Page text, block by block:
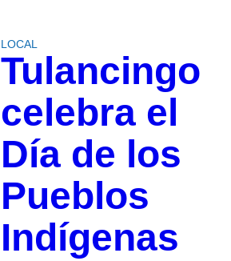
LOCAL
Tulancingo
celebra el
Día de los
Pueblos
Indígenas